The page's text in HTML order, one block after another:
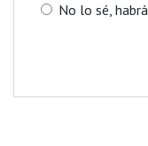
No lo sé,